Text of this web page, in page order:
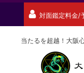
対面鑑定料金/
当たるを超越！大阪